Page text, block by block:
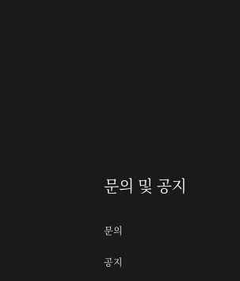
문의 및 공지
문의
공지